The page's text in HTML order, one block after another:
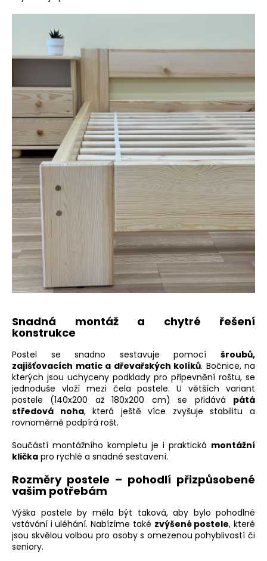
Snadná montáž a chytré řešení
konstrukce
Postel se snadno sestavuje pomocí šroubů,
zajišťovacích matic a dřevařských kolíků. Bočnice, na
kterých jsou uchyceny podklady pro připevnění roštu, se
jednoduše vloží mezi čela postele. U větších variant
postele (140x200 až 180x200 cm) se přidává pátá
středová noha, která ještě více zvyšuje stabilitu a
rovnoměrně podpírá rošt.
Součástí montážního kompletu je i praktická montážní
klička pro rychlé a snadné sestavení.
Rozměry postele – pohodlí přizpůsobené
vašim potřebám
Výška postele by měla být taková, aby bylo pohodlné
vstávání i uléhání. Nabízíme také zvýšené postele, které
jsou skvělou volbou pro osoby s omezenou pohyblivostí či
seniory.